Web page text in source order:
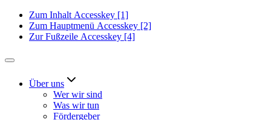
Zum Inhalt Accesskey [1]
Zum Hauptmenü Accesskey [2]
Zur Fußzeile Accesskey [4]
Über uns
Wer wir sind
Was wir tun
Fördergeber